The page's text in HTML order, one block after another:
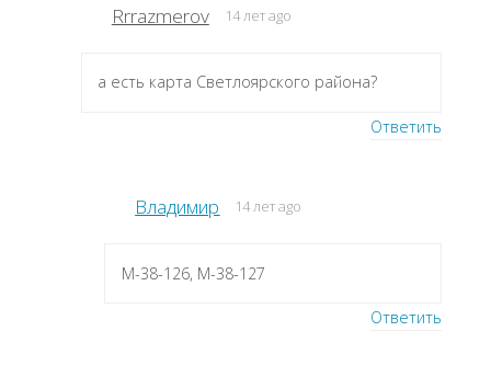
Rrrazmerov 14 лет ago
а есть карта Светлоярского района?
Ответить
Владимир 14 лет ago
M-38-126, M-38-127
Ответить